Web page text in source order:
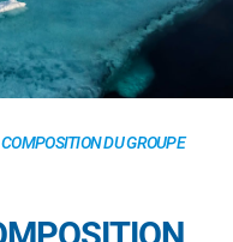
COMPOSITION DU GROUPE